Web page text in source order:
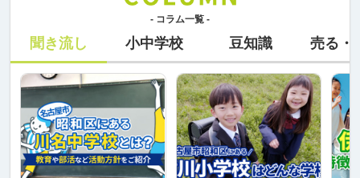
- コラム一覧 -
聞き流し 小中学校 豆知識 売る・